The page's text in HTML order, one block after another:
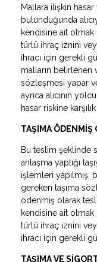
Mallara ilişkin
bulunduğunda
kendisine ait olmak
türlü ihraç iznini
ihracı için gerekli
malların belirlenen
sözleşmesi yapar
ayrıca alıcının
hasar riskine
TAŞIMA ÖDENMİŞ
Bu teslim şeklinde
anlaşma yaptığı
işlemleri yapılmış,
gereken taşıma
ödenmiş olarak
kendisine ait olmak
türlü ihraç iznini
ihracı için gerekli
TAŞIMA VE